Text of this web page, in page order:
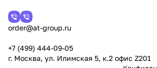
order@at-group.ru
+7 (499) 444-09-05
г. Москва, ул. Илимская 5, к.2 офис Z201